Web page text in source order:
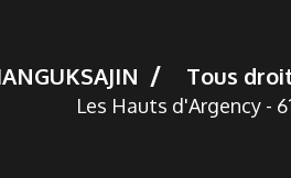
/ Tous
Les Hauts d'Argency -